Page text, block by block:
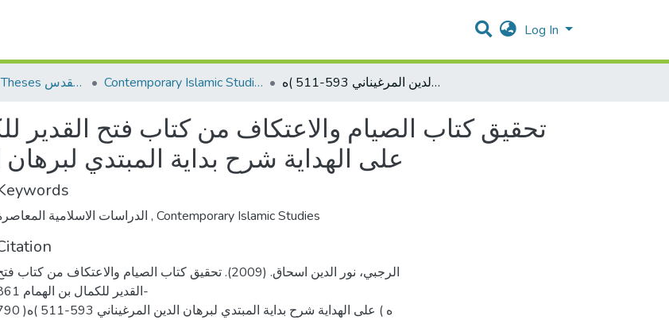
Log In
AQU Master Theses الرسائل الجامعية الخاصة بجامعة القدس Contemporary Islamic Studies الدراسات الإسلامية المعاصرة تحقيق كتاب الصيام والاعتكاف من كتاب فتح القدير للكمال بن الهمام 861-790 )ه ) على الهداية شرح بداية المبتدي لبرهان الدين المرغيناني 593-511 )ه
على الهداية شرح بداية المبتدي لبرهان الدين
, Contemporary Islamic Studies
الرجبي، نور الدين اسحاق. (2009). تحقيق كتاب الصيام والاعتكاف من كتاب
القدير للكمال بن
790 )ه ) على الهداية شرح بداية المبتدي لبرهان الدين